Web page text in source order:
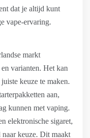
dat je altijd kunt
vape-ervaring.
markt
varianten. Het kan
keuze te maken.
aan,
kunnen met vaping.
elektronische sigaret,
keuze. Dit maakt